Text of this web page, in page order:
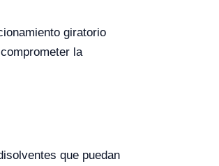
giratorio
la
que puedan